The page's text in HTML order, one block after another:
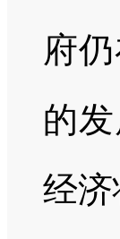
府
的
经